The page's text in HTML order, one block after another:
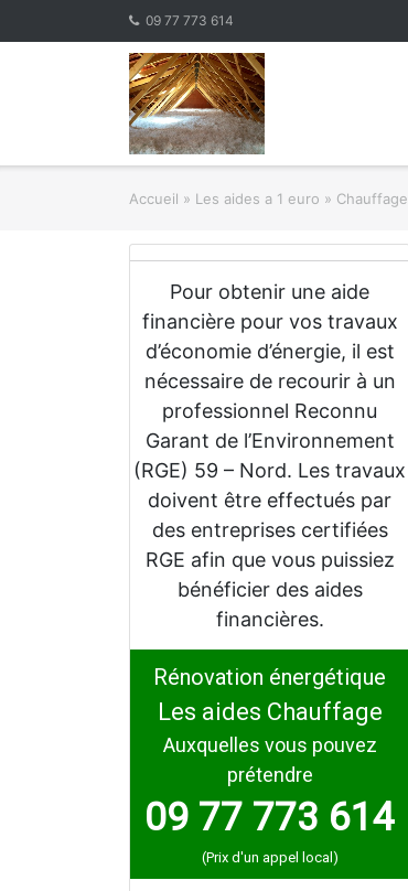
09 77 773 614
Accueil » Les aides a 1 euro » Chauffage
Pour obtenir une aide
financière pour vos travaux
d’économie d’énergie, il est
nécessaire de recourir à un
professionnel Reconnu
Garant de l’Environnement
(RGE) 59 – Nord. Les travaux
doivent être effectués par
des entreprises certifiées
RGE afin que vous puissiez
bénéficier des aides
financières.
Rénovation énergétique
Les aides Chauffage
Auxquelles vous pouvez
prétendre
09 77 773 614
(Prix d'un appel local)